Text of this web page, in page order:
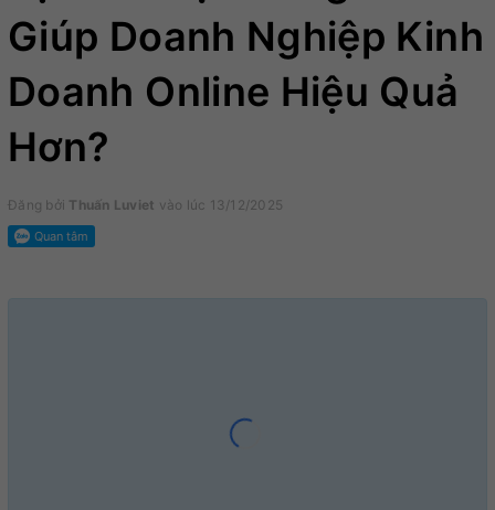
Giúp Doanh Nghiệp Kinh
Doanh Online Hiệu Quả
Hơn?
Đăng bởi Thuấn Luviet vào lúc 13/12/2025